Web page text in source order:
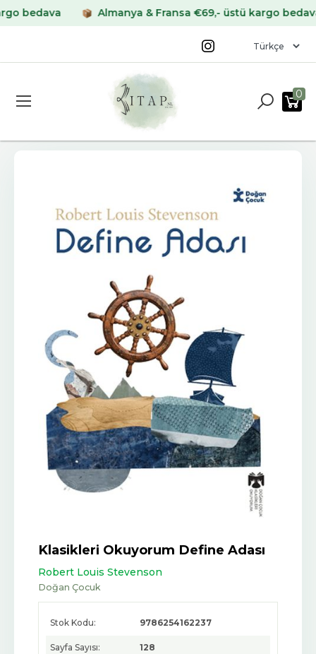
Almanya & Fransa €69,- üstü kargo bedava
0
Klasikleri Okuyorum Define Adası
Robert Louis Stevenson
Doğan Çocuk
Stok Kodu: 9786254162237
Sayfa Sayısı: 128